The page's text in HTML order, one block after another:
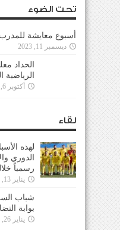
تحت الضوء
أسبوع معايشة
ديسمبر 11, 2023
الحداد
الرياضية
أكتوبر 6, 2021
لقاء
لهذه
الدوري
رسمياً
يناير 13, 2026
شباب
بوابة
يناير 26, 2025